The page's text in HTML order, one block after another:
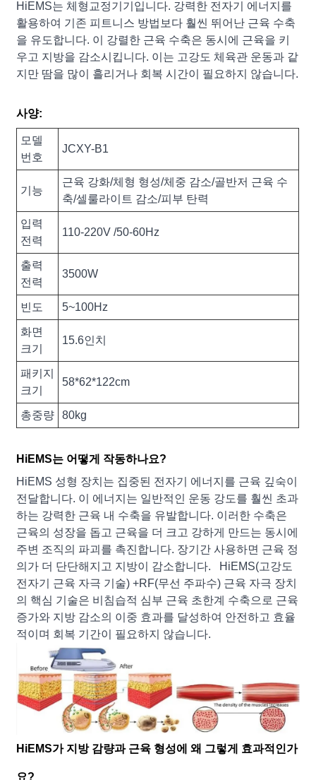
HiEMS는 체형교정기기입니다. 강력한 전자기 에너지를
활용하여 기존 피트니스 방법보다 훨씬 뛰어난 근육 수축
을 유도합니다. 이 강렬한 근육 수축은 동시에 근육을 키
우고 지방을 감소시킵니다. 이는 고강도 체육관 운동과 같
지만 땀을 많이 흘리거나 회복 시간이 필요하지 않습니다.
사양:
모델
번호
JCXY-B1
기능
근육 강화/체형 형성/체중 감소/골반저 근육 수
축/셀룰라이트 감소/피부 탄력
입력
전력
110-220V /50-60Hz
출력
전력
3500W
빈도 5~100Hz
화면
크기
15.6인치
패키지
크기
58*62*122cm
총중량 80kg
HiEMS는 어떻게 작동하나요?
HiEMS 성형 장치는 집중된 전자기 에너지를 근육 깊숙이
전달합니다. 이 에너지는 일반적인 운동 강도를 훨씬 초과
하는 강력한 근육 내 수축을 유발합니다. 이러한 수축은
근육의 성장을 돕고 근육을 더 크고 강하게 만드는 동시에
주변 조직의 파괴를 촉진합니다. 장기간 사용하면 근육 정
의가 더 단단해지고 지방이 감소합니다. HiEMS(고강도
전자기 근육 자극 기술) +RF(무선 주파수) 근육 자극 장치
의 핵심 기술은 비침습적 심부 근육 초한계 수축으로 근육
증가와 지방 감소의 이중 효과를 달성하여 안전하고 효율
적이며 회복 기간이 필요하지 않습니다.
HiEMS가 지방 감량과 근육 형성에 왜 그렇게 효과적인가
요?